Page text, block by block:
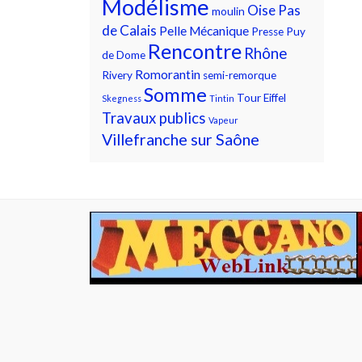
Modélisme moulin Oise Pas
de Calais Pelle Mécanique Presse Puy
de Dome Rencontre Rhône
Rivery Romorantin semi-remorque
Skegness Somme Tintin Tour Eiffel
Travaux publics Vapeur
Villefranche sur Saône